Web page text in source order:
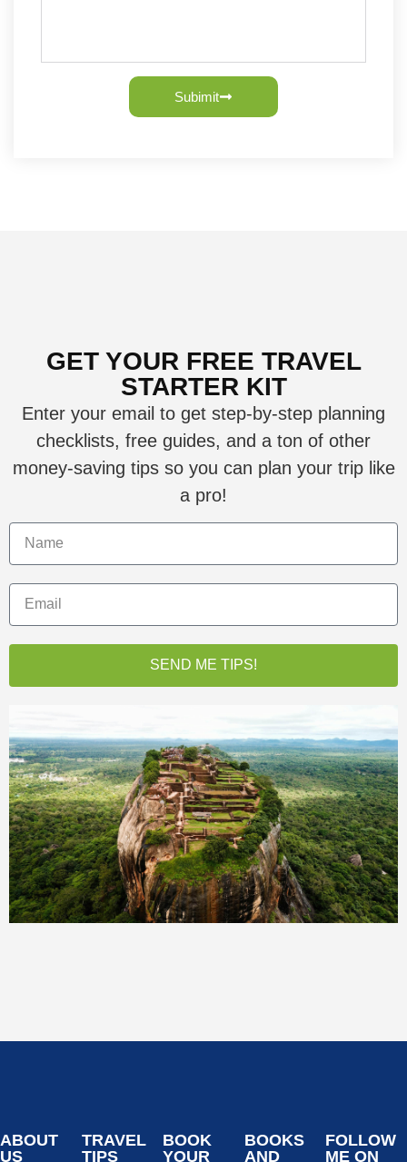
Subimit
GET YOUR FREE TRAVEL
STARTER KIT
Enter your email to get step-by-step planning
checklists, free guides, and a ton of other
money-saving tips so you can plan your trip like
a pro!
SEND ME TIPS!
ABOUT
US
TRAVEL
TIPS
BOOK
YOUR
BOOKS
AND
FOLLOW
ME ON